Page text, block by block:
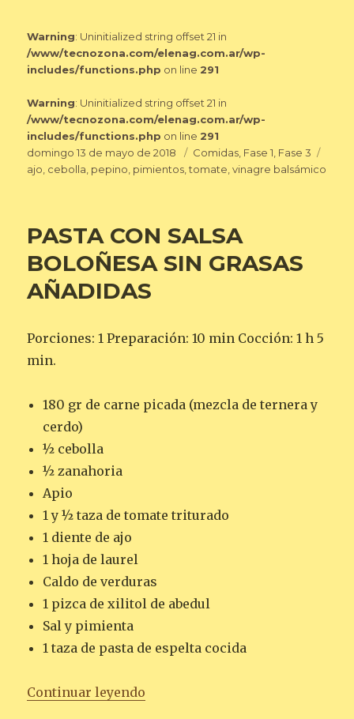
Warning: Uninitialized string offset 21 in
/www/tecnozona.com/elenag.com.ar/wp-
includes/functions.php on line 291
Warning: Uninitialized string offset 21 in
/www/tecnozona.com/elenag.com.ar/wp-
includes/functions.php on line 291
Publicado
el
domingo 13 de mayo de 2018 Categorías
Comidas, Fase 1, Fase 3
ajo, cebolla, pepino, pimientos,tomate,vinagre balsámico
PASTA CON SALSA
BOLOÑESA SIN GRASAS
AÑADIDAS
Porciones: 1 Preparación: 10 min Cocción: 1 h 5
min.
180 gr de carne picada (mezcla de ternera y
cerdo)
½ cebolla
½ zanahoria
Apio
1 y ½ taza de tomate triturado
1 diente de ajo
1 hoja de laurel
Caldo de verduras
1 pizca de xilitol de abedul
Sal y pimienta
1 taza de pasta de espelta cocida
Continuar leyendo